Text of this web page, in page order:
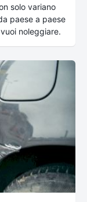
solo variano
paese a paese
noleggiare.